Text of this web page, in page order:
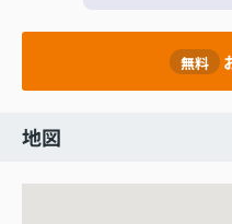
無料
地図